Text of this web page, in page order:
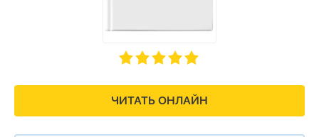
ЧИТАТЬ ОНЛАЙН